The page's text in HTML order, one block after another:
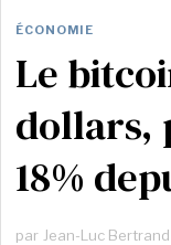
ÉCONOMIE
Le
dollars,
18%
par Jean-Luc Bertrand